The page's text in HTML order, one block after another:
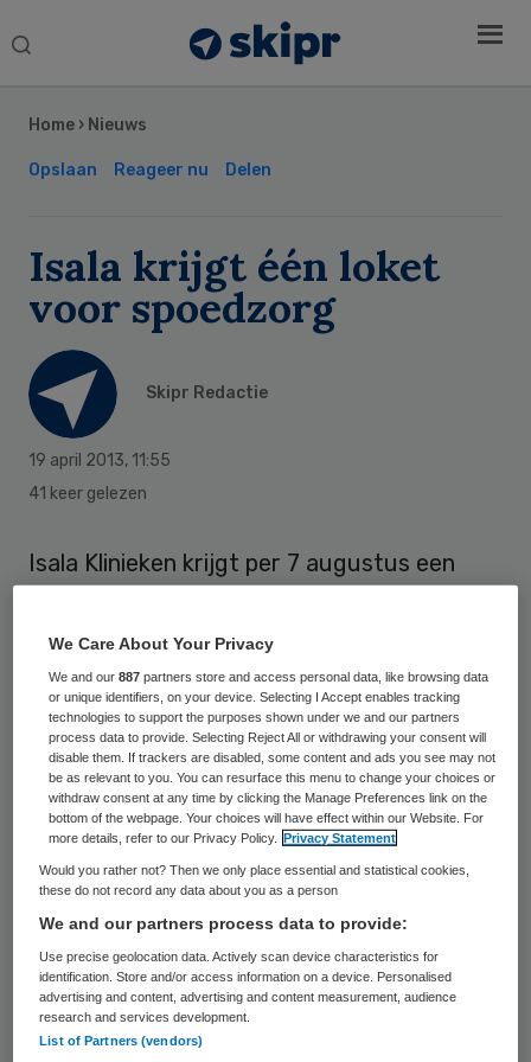
Search
Home › Nieuws
Opslaan Reageer nu Delen
Isala krijgt één loket
voor spoedzorg
Skipr Redactie
19 april 2013, 11:55
41 keer gelezen
Isala Klinieken krijgt per 7 augustus een
spoedafdeling van het ziekenhuis. Dit wordt
het loket waar alle patiënten die spoedzorg
nodig hebben zich kunnen melden.
Bas Noordzij, lid raad van bestuur van
Medrie, en Robbin Thieme Groen, lid raad
van bestuur vanIsala, hebben woensdag de
samenwerkingsovereenkomst ondertekent.
Naast afspraken over opvang van patiënten
zijn zaken als inrichting van de ruimten,
bewegwijzering en huurovereenkomst met
elkaar uitgewerkt en vastgelegd.
Sidebar
We Care About Your Privacy
We and our887 partners store and access personal data, like browsing data
or unique identifiers, on your device. Selecting I Accept enables tracking
technologies to support the purposes shown under we and our partners
process data to provide. Selecting Reject All or withdrawing your consent will
disable them. If trackers are disabled, some content and ads you see may not
be as relevant to you. You can resurface this menu to change your choices or
withdraw consent at any time by clicking the Manage Preferences link on the
bottom of the webpage. Your choices will have effect within our Website. For
more details, refer to our Privacy Policy.
Privacy Statement
Would you rather not? Then we only place essential and statistical cookies,
these do not record any data about you as a person
We and our partners process data to provide:
Use precise geolocation data. Actively scan device characteristics for
identification. Store and/or access information on a device. Personalised
advertising and content, advertising and content measurement, audience
research and services development.
List of Partners (vendors)